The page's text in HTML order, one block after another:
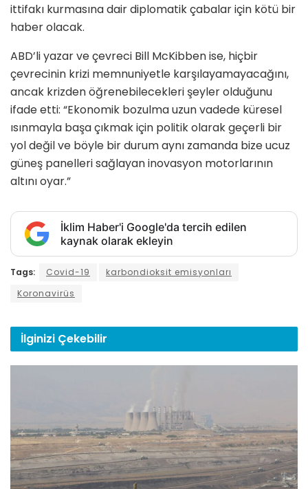
ittifakı kurmasına dair diplomatik çabalar için kötü bir
haber olacak.
ABD’li yazar ve çevreci Bill McKibben ise, hiçbir
çevrecinin krizi memnuniyetle karşılayamayacağını,
ancak krizden öğrenebilecekleri şeyler olduğunu
ifade etti: “Ekonomik bozulma uzun vadede küresel
ısınmayla başa çıkmak için politik olarak geçerli bir
yol değil ve böyle bir durum aynı zamanda bize ucuz
güneş panelleri sağlayan inovasyon motorlarının
altını oyar.”
İklim Haber'i Google'da tercih edilen
kaynak olarak ekleyin
Tags: Covid-19
karbondioksit emisyonları
Koronavirüs
İlginizi Çekebilir